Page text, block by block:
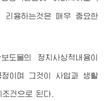
리용하는것은 매우 중요한
도물의 정치사상적내용이
이며 그것이 사업과 생활
건으로 된다.